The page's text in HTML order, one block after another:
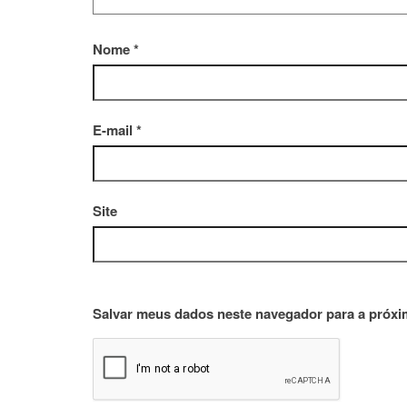
Nome*
E-mail *
Site
Salvar meus dados neste navegador para a